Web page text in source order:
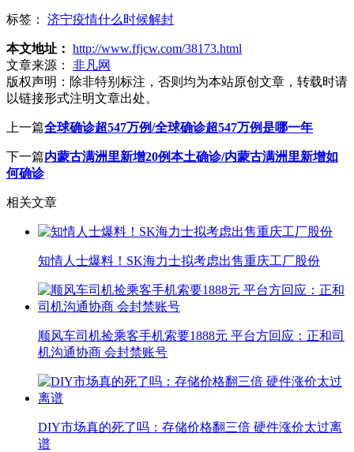
标签： 济宁疫情什么时候解封
本文地址： http://www.ffjcw.com/38173.html
文章来源：
非凡网
版权声明： 除非特别标注，否则均为本站原创文章，转载时请
以链接形式注明文章出处。
上一篇全球确诊超547万例/全球确诊超547万例是哪一年
下一篇内蒙古满洲里新增20例本土确诊/内蒙古满洲里新增如
何确诊
相关文章
知情人士爆料！SK海力士拟考虑出售重庆工厂股份
顺风车司机捡乘客手机索要1888元 平台方回应：正和司
机沟通协商 会封禁账号
DIY市场真的死了吗：存储价格翻三倍 硬件涨价太过离
谱